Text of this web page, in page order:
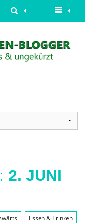
2. JUNI
Essen & Trinken